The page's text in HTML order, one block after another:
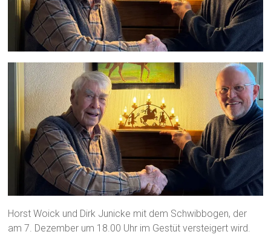
Horst Woick und Dirk Junicke mit dem Schwibbogen, der
am 7. Dezember um 18.00 Uhr im Gestüt versteigert wird.